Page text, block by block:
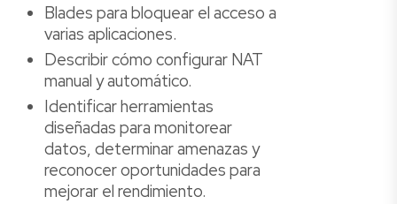
Blades para bloquear el acceso a
varias aplicaciones.
Describir cómo configurar NAT
manual y automático.
Identificar herramientas
diseñadas para monitorear
datos, determinar amenazas y
reconocer oportunidades para
mejorar el rendimiento.